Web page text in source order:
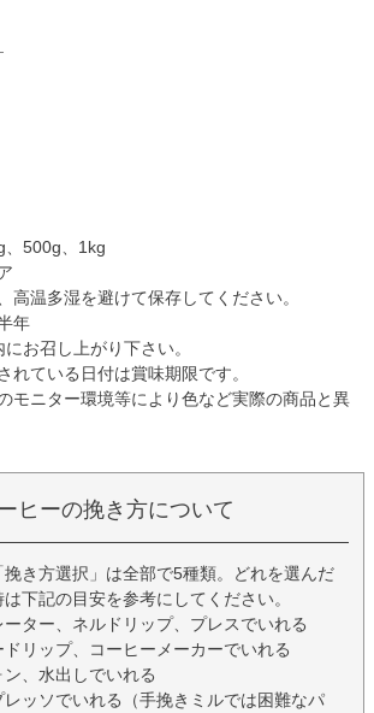
、500g、1kg
高温多湿を避けて保存してください。
年
お召し上がり下さい。
ている日付は賞味期限です。
モニター環境等により色など実際の商品と異
ヒーの挽き方について
き方選択」は全部で5種類。どれを選んだ
下記の目安を参考にしてください。
ター、ネルドリップ、プレスでいれる
リップ、コーヒーメーカーでいれる
、水出しでいれる
ッソでいれる（手挽きミルでは困難なパ